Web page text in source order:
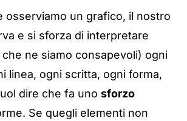
osserviamo un grafico, il nostro
e si sforza di interpretare
ne siamo consapevoli) ogni
linea, ogni scritta, ogni forma,
dire che fa unosforzo
Se quegli elementi non